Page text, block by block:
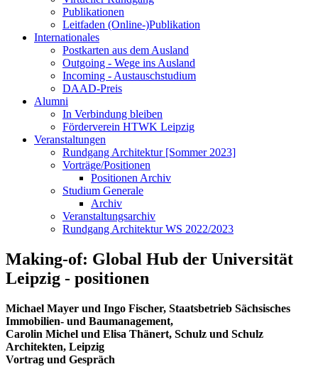
Publikationen
Leitfaden (Online-)Publikation
Internationales
Postkarten aus dem Ausland
Outgoing - Wege ins Ausland
Incoming - Austauschstudium
DAAD-Preis
Alumni
In Verbindung bleiben
Förderverein HTWK Leipzig
Veranstaltungen
Rundgang Architektur [Sommer 2023]
Vorträge/Positionen
Positionen Archiv
Studium Generale
Archiv
Veranstaltungsarchiv
Rundgang Architektur WS 2022/2023
Making-of: Global Hub der Universität
Leipzig - positionen
Michael Mayer und Ingo Fischer, Staatsbetrieb Sächsisches
Immobilien- und Baumanagement,
Carolin Michel und Elisa Thänert, Schulz und Schulz
Architekten, Leipzig
Vortrag und Gespräch